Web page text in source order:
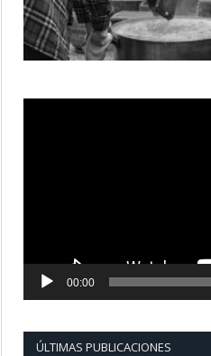
00:00
ÚLTIMAS PUBLICACIONES